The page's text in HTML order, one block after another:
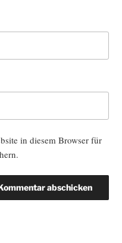
in diesem Browser für